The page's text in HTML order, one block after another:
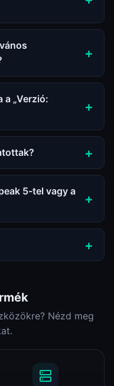
a „Verzió:
5-tel vagy a
Nézd meg